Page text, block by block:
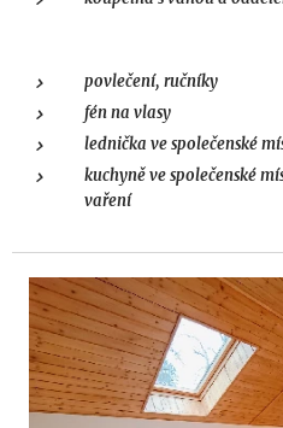
povlečení, ručníky
fén na vlasy
lednička ve společenské
kuchyně ve společenské
vaření